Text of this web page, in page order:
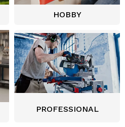
HOBBY
PROFESSIONAL